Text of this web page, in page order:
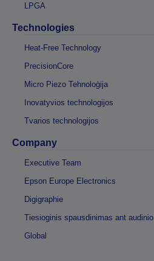
LPGA
Technologies
Heat-Free Technology
PrecisionCore
Micro Piezo Tehnoloģija
Inovatyvios technologijos
Tvarios technologijos
Company
Executive Team
Epson Europe Electronics
Digigraphie
Tiesioginis spausdinimas ant audinio
Global